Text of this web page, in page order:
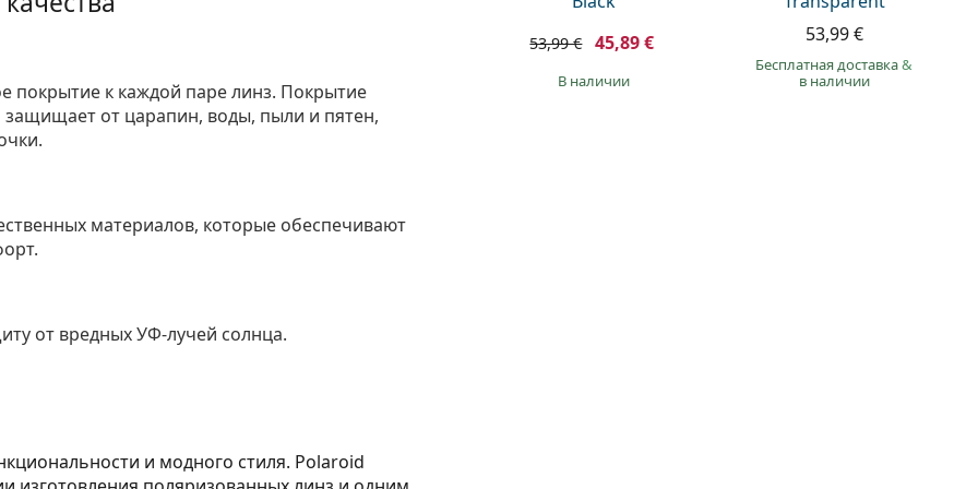
53,99 € 45,89 €
в наличии
53,99 €
Бесплатная доставка&
в наличии
покрытие к каждой паре линз. Покрытие
от царапин, воды, пыли и пятен,
материалов, которые обеспечивают
от вредных УФ-лучей солнца.
и модного стиля. Polaroid